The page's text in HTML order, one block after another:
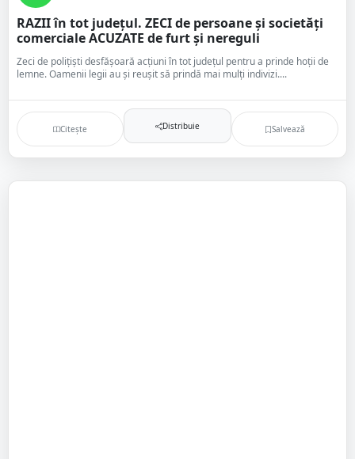
RAZII în tot județul. ZECI de persoane și societăți
comerciale ACUZATE de furt și nereguli
Zeci de polițiști desfășoară acțiuni în tot județul pentru a prinde hoții de
lemne. Oamenii legii au și reușit să prindă mai mulți indivizi....
Citește Distribuie Salvează